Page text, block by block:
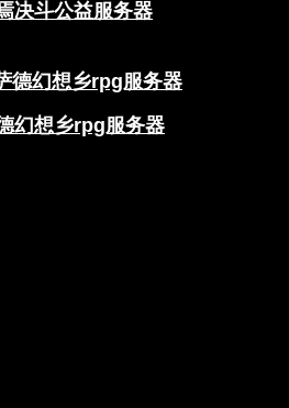
决斗公益服务器
幻想乡rpg服务器